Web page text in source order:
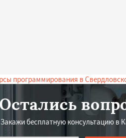
программирования в
Остались
Закажи бесплатную консультацию в